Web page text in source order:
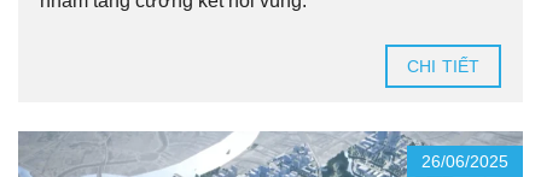
CHI TIẾT
26/06/2025